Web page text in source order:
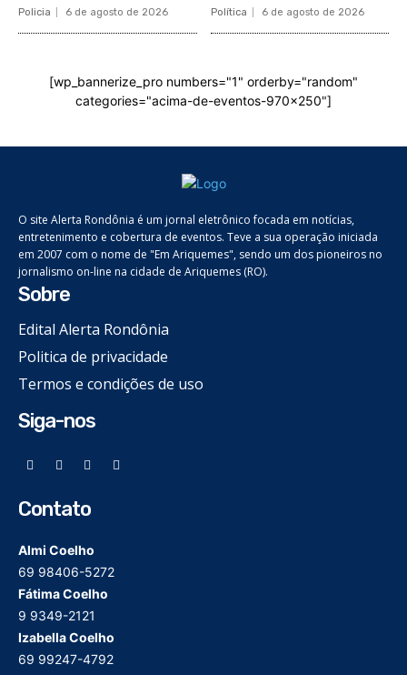
Policia 6 de agosto de 2026 Política 6 de agosto de 2026
[wp_bannerize_pro numbers="1" orderby="random"
categories="acima-de-eventos-970x250"]
O site Alerta Rondônia é um jornal eletrônico focada em notícias,
entretenimento e cobertura de eventos. Teve a sua operação iniciada
em 2007 com o nome de "Em Ariquemes", sendo um dos pioneiros no
jornalismo on-line na cidade de Ariquemes (RO).
Sobre
Edital Alerta Rondônia
Politica de privacidade
Termos e condições de uso
Siga-nos
Contato
Almi Coelho
69 98406-5272
Fátima Coelho
9 9349-2121
Izabella Coelho
69 99247-4792